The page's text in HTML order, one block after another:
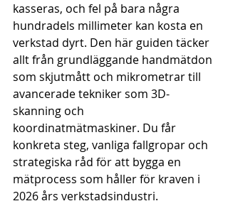
kasseras, och fel på bara några
hundradels millimeter kan kosta en
verkstad dyrt. Den här guiden täcker
allt från grundläggande handmätdon
som skjutmått och mikrometrar till
avancerade tekniker som 3D-
skanning och
koordinatmätmaskiner. Du får
konkreta steg, vanliga fallgropar och
strategiska råd för att bygga en
mätprocess som håller för kraven i
2026 års verkstadsindustri.